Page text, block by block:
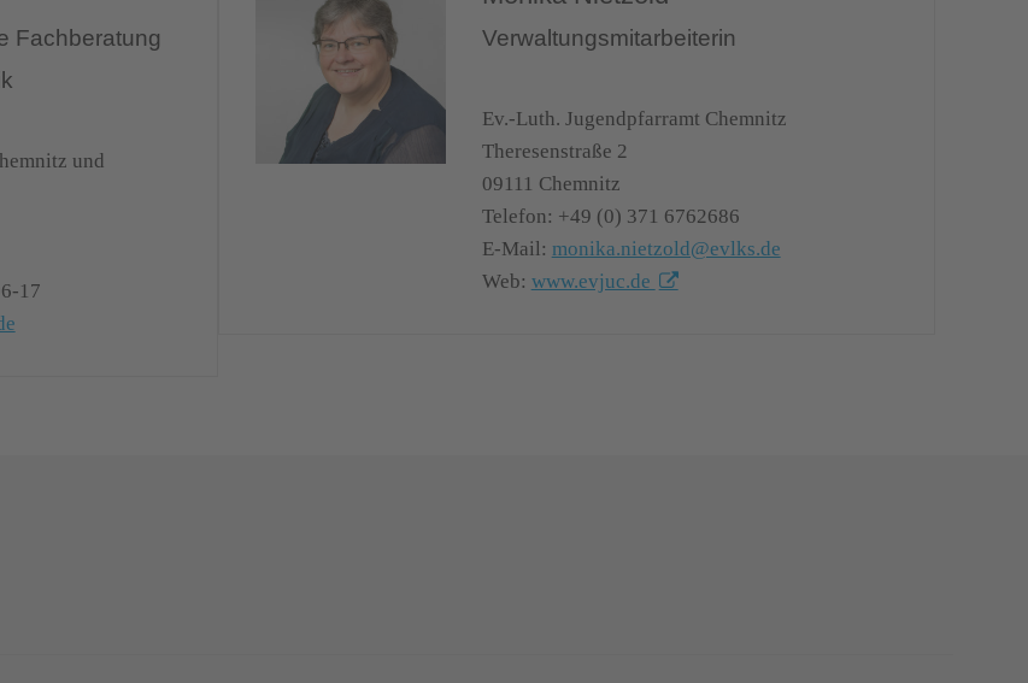
Fachberatung
und
17
Verwaltungsmitarbeiterin
Ev.-Luth. Jugendpfarramt Chemnitz
Theresenstraße 2
09111 Chemnitz
Telefon: +49 (0) 371 6762686
E-Mail: monika.nietzold@evlks.de
Web: www.evjuc.de